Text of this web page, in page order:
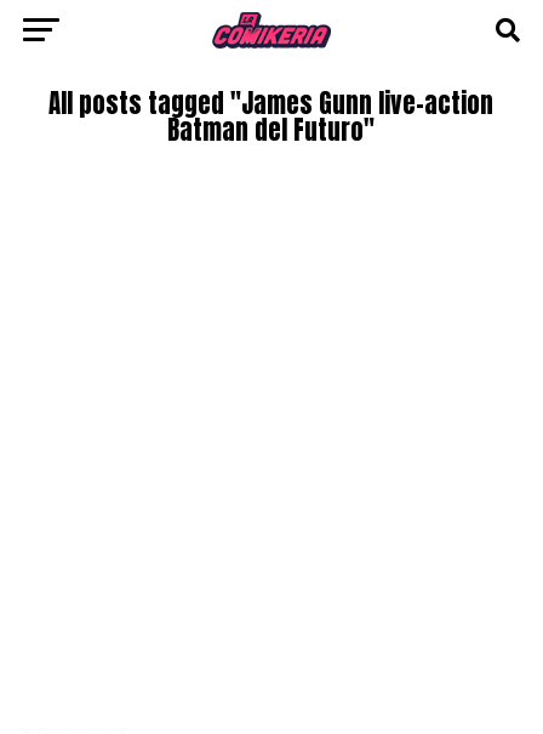
All posts tagged "James Gunn live-action
Batman del Futuro"